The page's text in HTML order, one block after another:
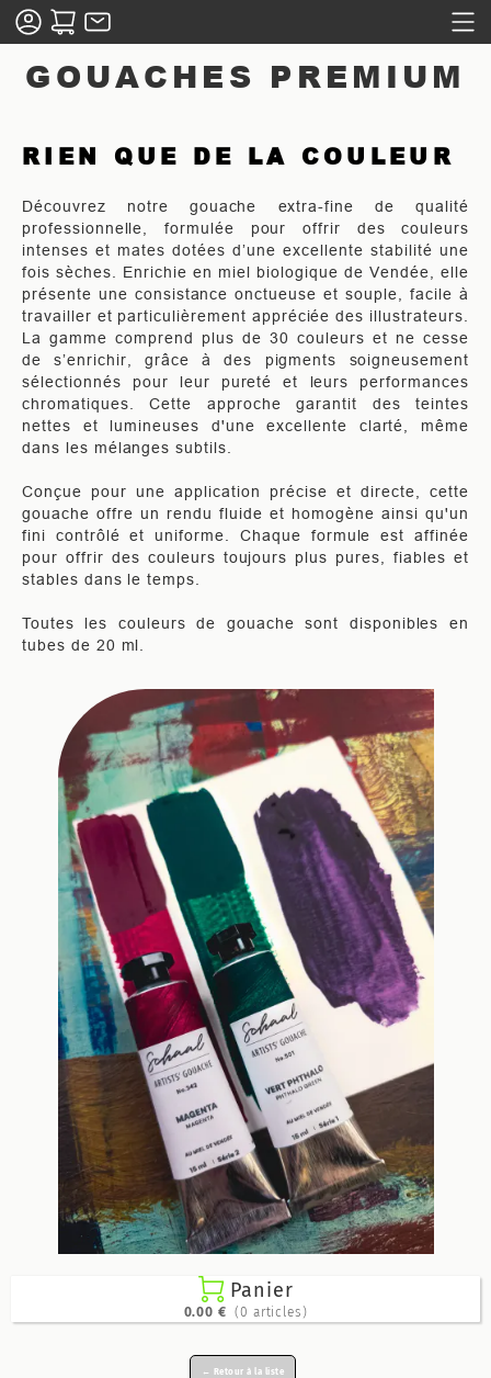
GOUACHES PREMIUM
RIEN QUE DE LA COULEUR
Découvrez notre gouache extra-fine de qualité
professionnelle, formulée pour offrir des couleurs
intenses et mates dotées d’une excellente stabilité une
fois sèches. Enrichie en miel biologique de Vendée, elle
présente une consistance onctueuse et souple, facile à
travailler et particulièrement appréciée des illustrateurs.
La gamme comprend plus de 30 couleurs et ne cesse
de s’enrichir, grâce à des pigments soigneusement
sélectionnés pour leur pureté et leurs performances
chromatiques. Cette approche garantit des teintes
nettes et lumineuses d'une excellente clarté, même
dans les mélanges subtils.
Conçue pour une application précise et directe, cette
gouache offre un rendu fluide et homogène ainsi qu'un
fini contrôlé et uniforme. Chaque formule est affinée
pour offrir des couleurs toujours plus pures, fiables et
stables dans le temps.
Toutes les couleurs de gouache sont disponibles en
tubes de 20 ml.
 Panier
0.00 € (0 articles)
← Retour à la liste